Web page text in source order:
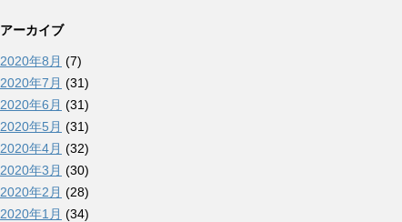
アーカイブ
2020年8月 (7)
2020年7月 (31)
2020年6月 (31)
2020年5月 (31)
2020年4月 (32)
2020年3月 (30)
2020年2月 (28)
2020年1月 (34)